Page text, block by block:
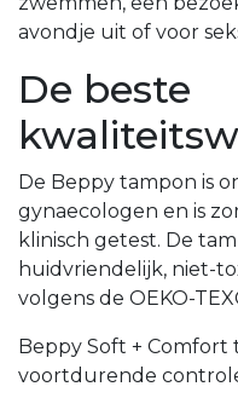
avondje uit of voor
De beste
De Beppy tampon is
gynaecologen en is
klinisch getest. De
huidvriendelijk, niet-
volgens de OEKO-
Beppy Soft +
voortdurende